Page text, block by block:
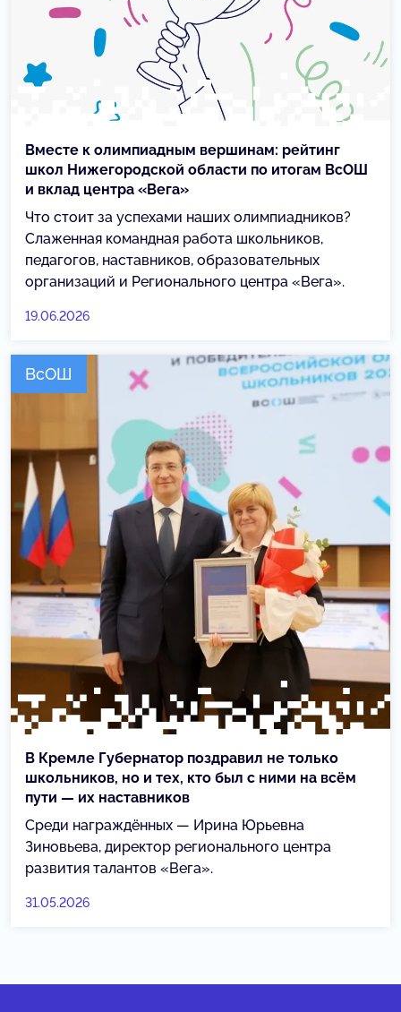
Вместе к олимпиадным вершинам: рейтинг
школ Нижегородской области по итогам ВсОШ
и вклад центра «Вега»
Что стоит за успехами наших олимпиадников?
Слаженная командная работа школьников,
педагогов, наставников, образовательных
организаций и Регионального центра «Вега».
19.06.2026
ВсОШ
В Кремле Губернатор поздравил не только
школьников, но и тех, кто был с ними на всём
пути — их наставников
Среди награждённых — Ирина Юрьевна
Зиновьева, директор регионального центра
развития талантов «Вега».
31.05.2026